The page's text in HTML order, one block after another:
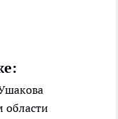
области